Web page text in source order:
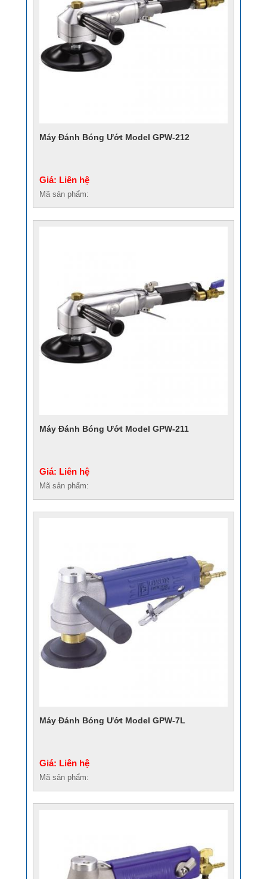
Máy Đánh Bóng Ướt Model GPW-212
Giá: Liên hệ
Mã sản phẩm:
Máy Đánh Bóng Ướt Model GPW-211
Giá: Liên hệ
Mã sản phẩm:
Máy Đánh Bóng Ướt Model GPW-7L
Giá: Liên hệ
Mã sản phẩm: